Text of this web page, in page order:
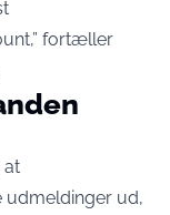
fortæller
at
udmeldinger ud,